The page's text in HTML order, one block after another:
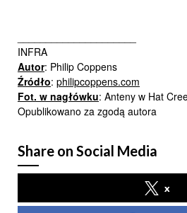
INFRA
Autor: Philip Coppens
Źródło: philipcoppens.com
Fot. w nagłówku: Anteny w Hat
Opublikowano za zgodą autora
Share on Social Media
x